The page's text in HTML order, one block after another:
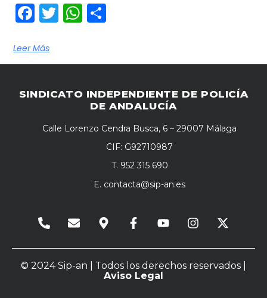
Facebook
TwitterWhatsApp
Leer Más
SINDICATO INDEPENDIENTE DE POLICÍA
DE ANDALUCÍA
Calle Lorenzo Cendra Busca, 6 – 29007 Málaga
CIF: G92710987
T. 952 315 690
E. contacta@sip-an.es
© 2024 Sip-an | Todos los derechos reservados |
Aviso Legal